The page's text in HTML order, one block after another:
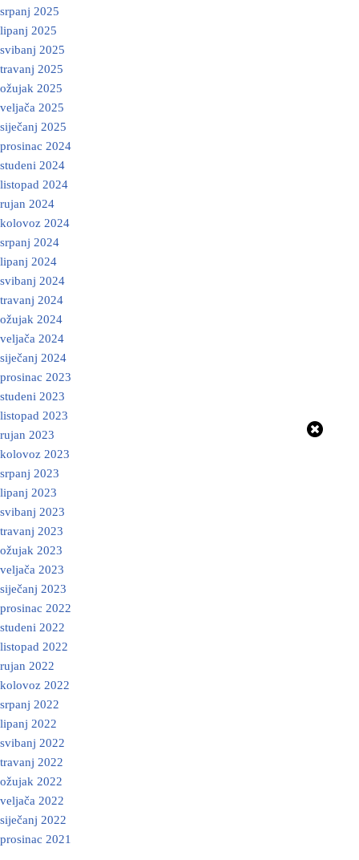
srpanj 2025
lipanj 2025
svibanj 2025
travanj 2025
ožujak 2025
veljača 2025
siječanj 2025
prosinac 2024
studeni 2024
listopad 2024
rujan 2024
kolovoz 2024
srpanj 2024
lipanj 2024
svibanj 2024
travanj 2024
ožujak 2024
veljača 2024
siječanj 2024
prosinac 2023
studeni 2023
listopad 2023
rujan 2023
kolovoz 2023
srpanj 2023
lipanj 2023
svibanj 2023
travanj 2023
ožujak 2023
veljača 2023
siječanj 2023
prosinac 2022
studeni 2022
listopad 2022
rujan 2022
kolovoz 2022
srpanj 2022
lipanj 2022
svibanj 2022
travanj 2022
ožujak 2022
veljača 2022
siječanj 2022
prosinac 2021